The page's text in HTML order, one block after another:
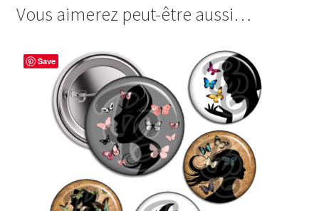
e
o
o
t
e
s
t
t
e
r
t
g
e
r
Vous aimerez peut-être aussi…
Save